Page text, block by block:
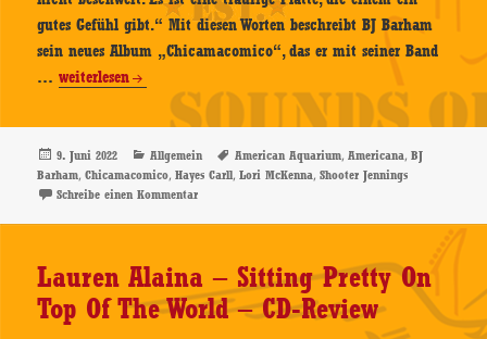
gutes Gefühl gibt.“ Mit diesen Worten beschreibt BJ Barham
sein neues Album „Chicamacomico“, das er mit seiner Band
…American
–
Chicamacomico
–
weiterlesen
Veröffentlicht
am
9. Juni 2022 Kategorien
Allgemein Schlagwörter
American Aquarium,Americana,BJ
Barham,Chicamacomico,Hayes Carll,Lori McKenna,Shooter Jennings
Schreibe einen Kommentarzu American Aquarium – Chicamacomico – CD-
Lauren Alaina – Sitting Pretty On
Top Of The World – CD-Review